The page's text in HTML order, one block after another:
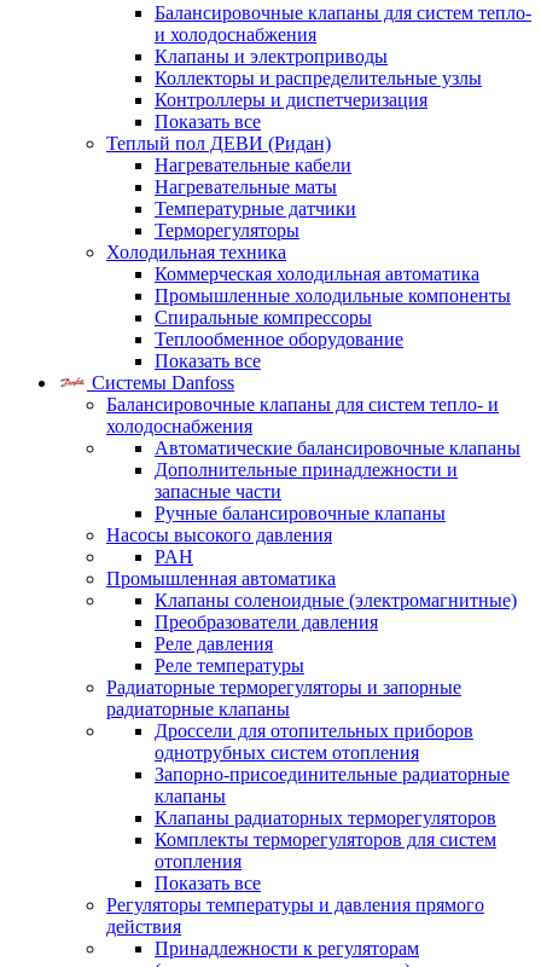
Балансировочные клапаны для систем тепло-
и холодоснабжения
Клапаны и электроприводы
Коллекторы и распределительные узлы
Контроллеры и диспетчеризация
Показать все
Теплый пол ДЕВИ (Ридан)
Нагревательные кабели
Нагревательные маты
Температурные датчики
Терморегуляторы
Холодильная техника
Коммерческая холодильная автоматика
Промышленные холодильные компоненты
Спиральные компрессоры
Теплообменное оборудование
Показать все
Системы Danfoss
Балансировочные клапаны для систем тепло- и
холодоснабжения
Автоматические балансировочные клапаны
Дополнительные принадлежности и
запасные части
Ручные балансировочные клапаны
Насосы высокого давления
PAH
Промышленная автоматика
Клапаны соленоидные (электромагнитные)
Преобразователи давления
Реле давления
Реле температуры
Радиаторные терморегуляторы и запорные
радиаторные клапаны
Дроссели для отопительных приборов
однотрубных систем отопления
Запорно-присоединительные радиаторные
клапаны
Клапаны радиаторных терморегуляторов
Комплекты терморегуляторов для систем
отопления
Показать все
Регуляторы температуры и давления прямого
действия
Принадлежности к регуляторам